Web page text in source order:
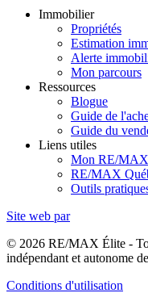
Immobilier
Propriétés
Estimation
Alerte
Mon parcours
Ressources
Blogue
Guide de
Guide du
Liens utiles
Mon RE/MAX
RE/MAX
Outils
Site web par
© 2026 RE/MAX Élite -
indépendant et autonome
Conditions d'utilisation